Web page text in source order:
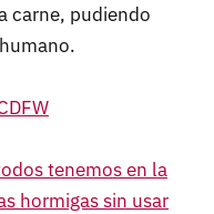
carne, pudiendo
tenemos en la
hormigas sin usar